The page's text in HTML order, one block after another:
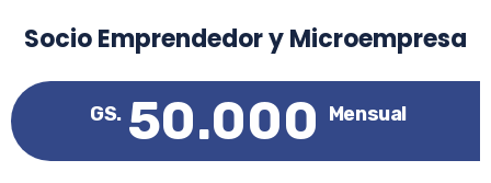
Socio Emprendedor y Microempresa
GS. 50.000 Mensual